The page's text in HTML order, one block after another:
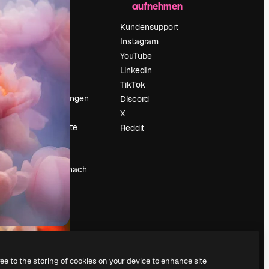
Über uns
Reviews
Blog
Veranstaltungen
Slidesgo
Deine Inhalte
verkaufen
Pressesaal
Suchst du nach
magnific.ai
aufnehmen
Kundensupport
Instagram
YouTube
LinkedIn
TikTok
Discord
X
Reddit
to the storing of cookies on your device to enhance site